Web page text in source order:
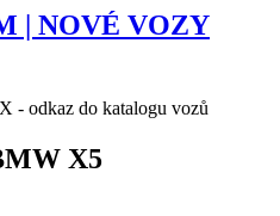
| NOVÉ VOZY
X5